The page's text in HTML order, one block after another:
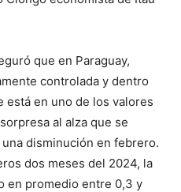
que en Paraguay,
controlada y dentro
está en uno de los valores
al alza que se
disminución en febrero.
dos meses del 2024, la
en promedio entre 0,3 y